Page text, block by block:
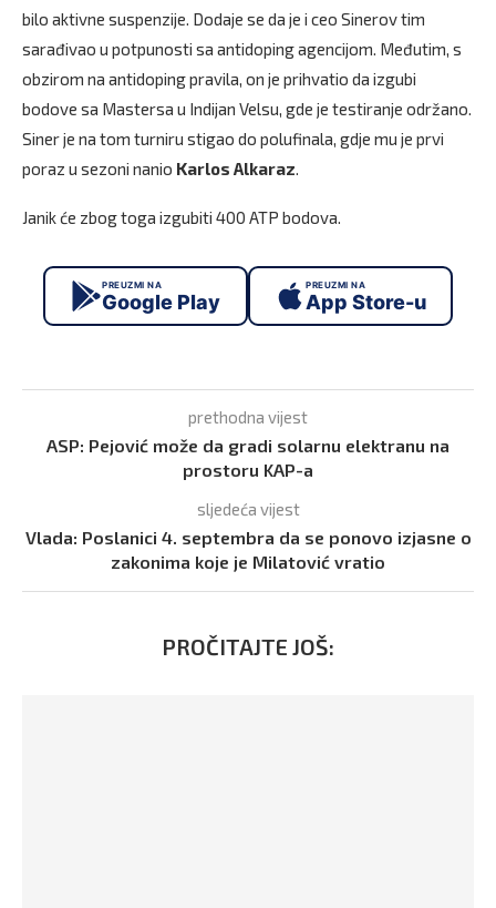
bilo aktivne suspenzije. Dodaje se da je i ceo Sinerov tim
sarađivao u potpunosti sa antidoping agencijom. Međutim, s
obzirom na antidoping pravila, on je prihvatio da izgubi
bodove sa Mastersa u Indijan Velsu, gde je testiranje održano.
Siner je na tom turniru stigao do polufinala, gdje mu je prvi
poraz u sezoni nanio Karlos Alkaraz.
Janik će zbog toga izgubiti 400 ATP bodova.
PREUZMI NA
Google Play
PREUZMI NA
App Store-u
prethodna vijest
ASP: Pejović može da gradi solarnu elektranu na
prostoru KAP-a
sljedeća vijest
Vlada: Poslanici 4. septembra da se ponovo izjasne o
zakonima koje je Milatović vratio
PROČITAJTE JOŠ: